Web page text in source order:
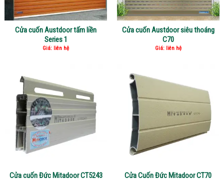
Cửa cuốn Austdoor tấm liền
Series 1
Giá: liên hệ
Cửa cuốn Austdoor siêu thoáng
C70
Giá: liên hệ
Cửa cuốn Đức Mitadoor CT5243 Cửa Cuốn Đức Mitadoor CT70